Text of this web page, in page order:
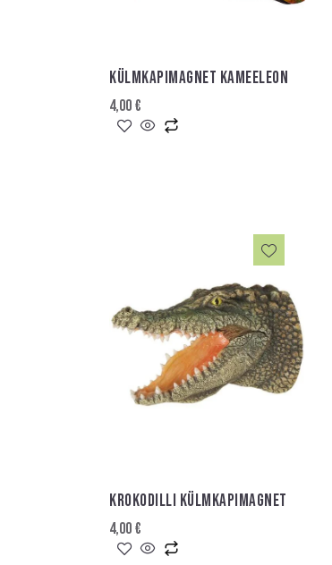
KÜLMKAPIMAGNET KAMEELEON
4,00€
KROKODILLI KÜLMKAPIMAGNET
4,00€